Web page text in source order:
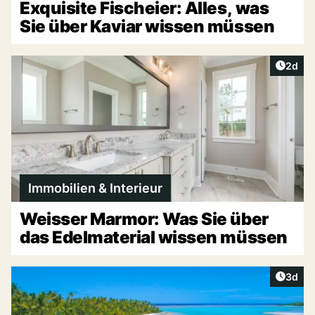
Exquisite Fischeier: Alles, was
Sie über Kaviar wissen müssen
2d
Immobilien & Interieur
Weisser Marmor: Was Sie über
das Edelmaterial wissen müssen
3d